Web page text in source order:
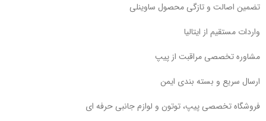
تضمین اصالت و تازگی محصول ساوینلی
واردات مستقیم از ایتالیا
مشاوره تخصصی مراقبت از پیپ
ارسال سریع و بسته‌ بندی ایمن
فروشگاه تخصصی پیپ، توتون و لوازم جانبی حرفه‌ ای